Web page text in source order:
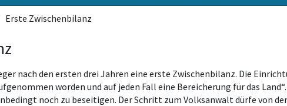
Erste Zwischenbilanz
nach den ersten drei Jahren eine erste Zwischenbilanz. Die
worden und auf jeden Fall eine Bereicherung für das Land“.
noch zu beseitigen. Der Schritt zum Volksanwalt dürfe von